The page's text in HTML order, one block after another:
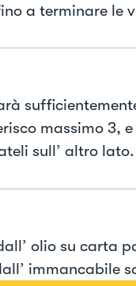
a terminare le
massimo 3,
sull’ altro lato.
olio su carta
immancabile